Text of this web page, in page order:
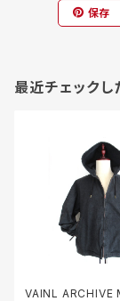
保存
最近チェックし